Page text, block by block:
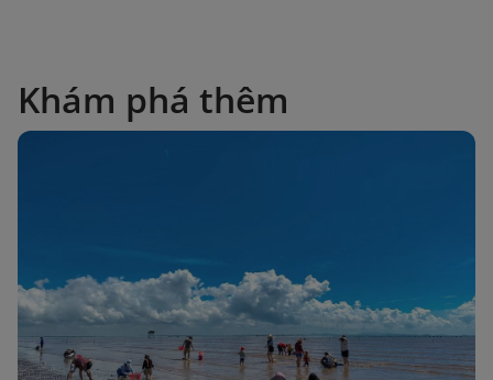
Khám phá thêm